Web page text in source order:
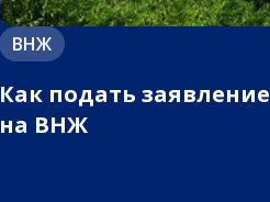
ВНЖ
Как подать заявление
на ВНЖ